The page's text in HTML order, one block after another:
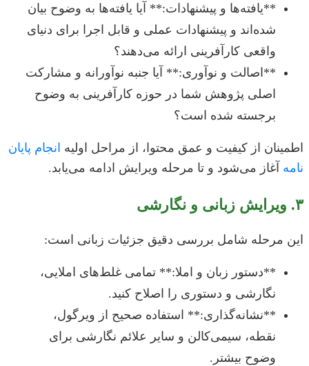
**یافته‌ها و پیشنهادات:** آیا یافته‌ها به وضوح بیان
شده‌اند و پیشنهادات عملی و قابل اجرا برای دنیای
واقعی کارآفرینی ارائه می‌دهند؟
**اصالت و نوآوری:** آیا جنبه نوآورانه و مشارکت
اصلی پژوهش شما در حوزه کارآفرینی به وضوح
برجسته شده است؟
اطمینان از کیفیت و عمق محتوا، از مراحل اولیه انجام پایان
نامه آغاز می‌شود و تا مرحله ویرایش ادامه می‌یابد.
۳. ویرایش زبانی و نگارشی
این مرحله شامل بررسی دقیق جزئیات زبانی است:
**دستور زبان و املا:** تمامی غلط‌های املایی،
نگارشی و دستوری را اصلاح کنید.
**نشانه‌گذاری:** استفاده صحیح از ویرگول،
نقطه، سیمی‌کالن و سایر علائم نگارشی برای
وضوح بیشتر.